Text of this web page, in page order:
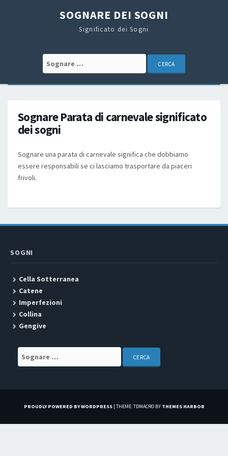
SOGNARE DEI SOGNI
Significato dei Sogni
Search for:
Sognare Parata di carnevale significato
dei sogni
Sognare una parata di carnevale significa che dobbiamo
essere responsabili se ci lasciamo trasportare da piaceri
frivoli.
SOGNI
Cella Sotterranea
Catene
Imperfezioni
Collina
Gengive
Search for:
PROUDLY POWERED BY WORDPRESS | THEME: TDMACRO BY THEMES HARBOR